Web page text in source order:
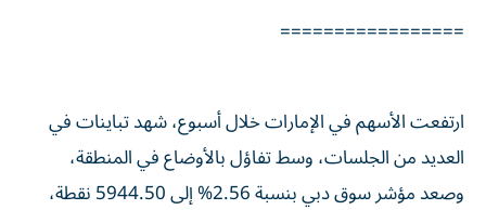
=================
ارتفعت الأسهم في الإمارات خلال أسبوع، شهد تباينات في
العديد من الجلسات، وسط تفاؤل بالأوضاع في المنطقة،
وصعد مؤشر سوق دبي بنسبة 2.56% إلى 5944.50 نقطة،